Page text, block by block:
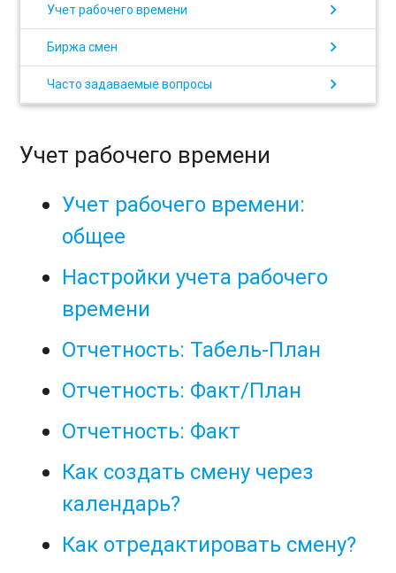
Учет рабочего времени chevron_right
Биржа смен chevron_right
Часто задаваемые вопросы chevron_right
Учет рабочего времени
Учет рабочего времени:
общее
Настройки учета рабочего
времени
Отчетность: Табель-План
Отчетность: Факт/План
Отчетность: Факт
Как создать смену через
календарь?
Как отредактировать смену?